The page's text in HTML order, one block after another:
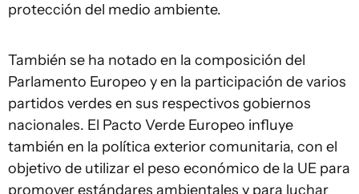
protección del medio ambiente.
También se ha notado en la composición del
Parlamento Europeo y en la participación de varios
partidos verdes en sus respectivos gobiernos
nacionales. El Pacto Verde Europeo influye
también en la política exterior comunitaria, con el
objetivo de utilizar el peso económico de la UE para
promover estándares ambientales y para luchar